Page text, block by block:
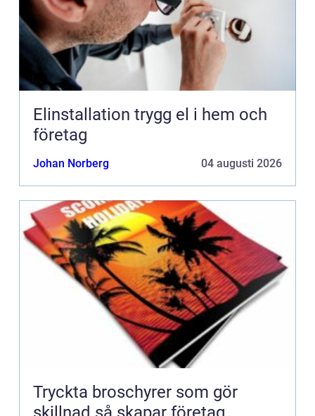
Elinstallation trygg el i hem och
företag
Johan Norberg 04 augusti 2026
Tryckta broschyrer som gör